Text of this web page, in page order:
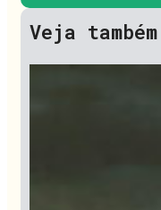
Veja também